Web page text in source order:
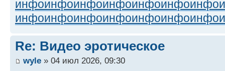
инфоинфоинфоинфоинфоинфоинфо
инфоинфоинфоинфоинфоинфоинфо
Re: Видео эротическое
wyle » 04 июл 2026, 09:30